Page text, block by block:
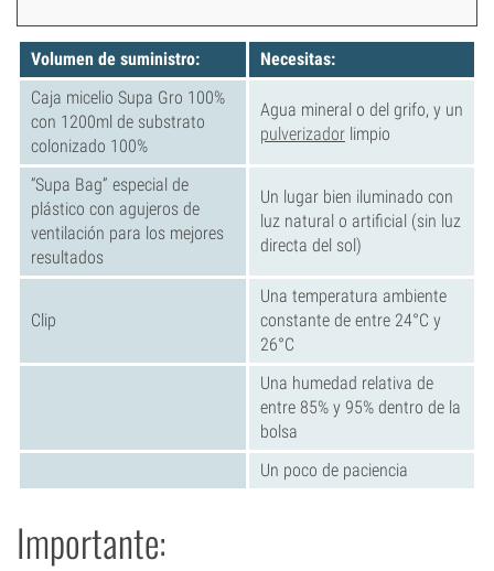
Volumen de suministro:
Necesitas:
Caja micelio Supa Gro 100%
con 1200ml de substrato
colonizado 100%
Agua mineral o del grifo, y un
pulverizador limpio
“Supa Bag” especial de
plástico con agujeros de
ventilación para los mejores
resultados
Un lugar bien iluminado con
luz natural o artificial (sin luz
directa del sol)
Clip
Una temperatura ambiente
constante de entre 24°C y
26°C
Una humedad relativa de
entre 85% y 95% dentro de la
bolsa
Un poco de paciencia
Importante: